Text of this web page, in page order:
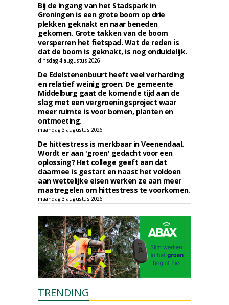
Bij de ingang van het Stadspark in
Groningen is een grote boom op drie
plekken geknakt en naar beneden
gekomen. Grote takken van de boom
versperren het fietspad. Wat de reden is
dat de boom is geknakt, is nog onduidelijk.
dinsdag 4 augustus 2026
De Edelstenenbuurt heeft veel verharding
en relatief weinig groen. De gemeente
Middelburg gaat de komende tijd aan de
slag met een vergroeningsproject waar
meer ruimte is voor bomen, planten en
ontmoeting.
maandag 3 augustus 2026
De hittestress is merkbaar in Veenendaal.
Wordt er aan 'groen' gedacht voor een
oplossing? Het college geeft aan dat
daarmee is gestart en naast het voldoen
aan wettelijke eisen werken ze aan meer
maatregelen om hittestress te voorkomen.
maandag 3 augustus 2026
TRENDING